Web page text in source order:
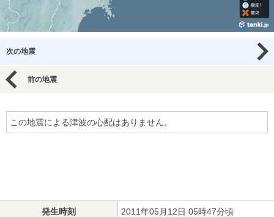
次の地震
前の地震
この地震による津波の心配はありません。
発生時刻 2011年05月12日 05時47分頃